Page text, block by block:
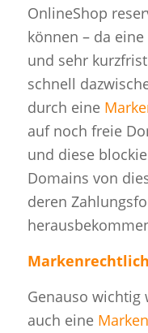
OnlineShop
können – da
und sehr
schnell
durch eine
auf noch freie
und diese
Domains von
deren
Genauso wichtig
auch eine